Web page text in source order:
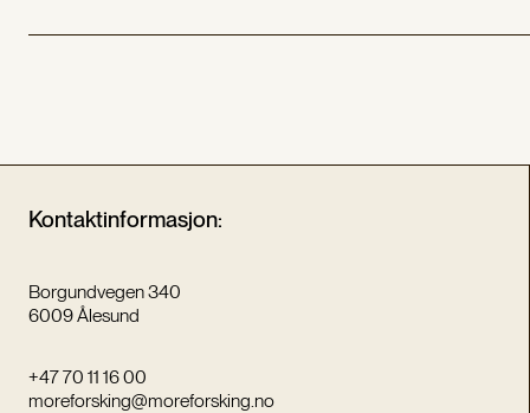
Kontaktinformasjon:
Borgundvegen 340
6009 Ålesund
+47 70 11 16 00
moreforsking@moreforsking.no